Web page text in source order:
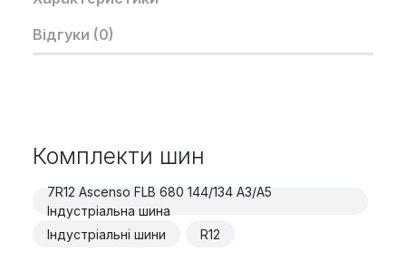
Відгуки (0)
Комплекти шин
7R12 Ascenso FLB 680 144/134 A3/A5
Індустріальна шина
Індустріальні шини
R12